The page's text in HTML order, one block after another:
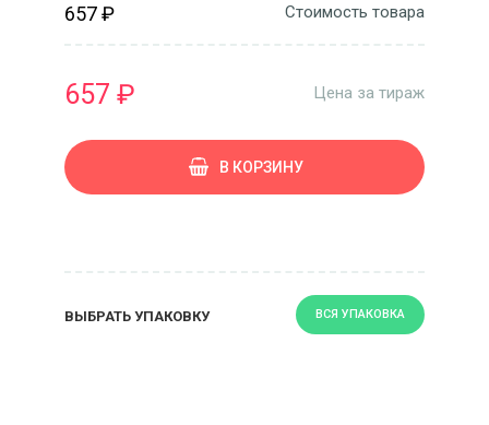
657 ₽ Стоимость товара
657 ₽ Цена за тираж
В КОРЗИНУ
ВЫБРАТЬ УПАКОВКУ ВСЯ УПАКОВКА